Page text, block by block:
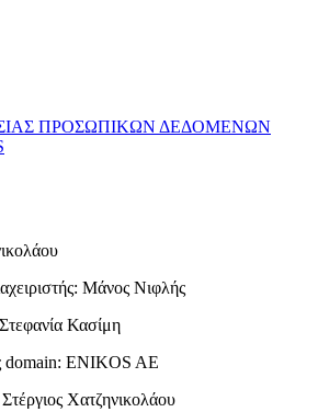
ΠΡΟΣΩΠΙΚΩΝ ΔΕΔΟΜΕΝΩΝ
Μάνος Νιφλής
Στεφανία Κασίμη
domain: ENIKOS AE
Στέργιος Χατζηνικολάου